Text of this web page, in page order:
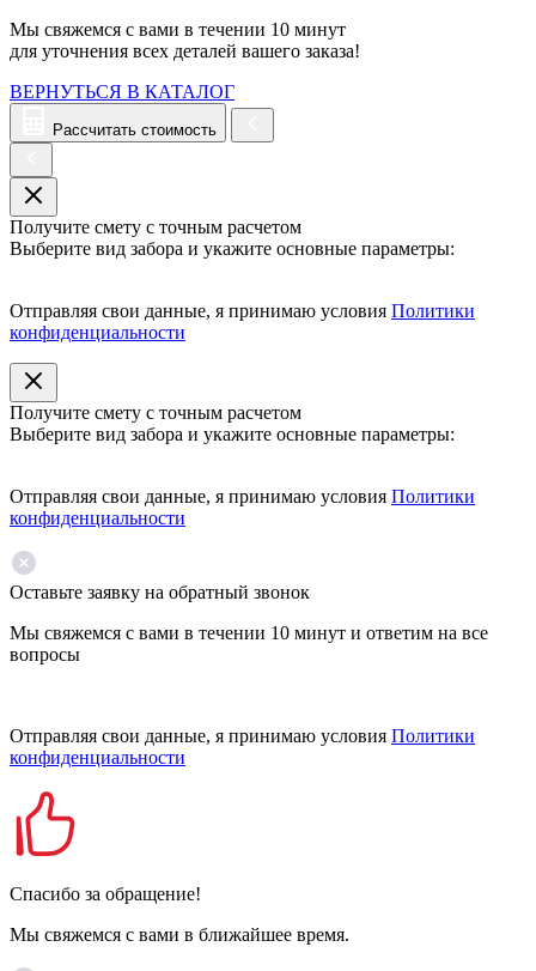
Мы свяжемся с вами в течении 10 минут
для уточнения всех деталей вашего заказа!
ВЕРНУТЬСЯ В КАТАЛОГ
Рассчитать стоимость
Получите смету с точным расчетом
Выберите вид забора и укажите основные параметры:
Отправляя свои данные, я принимаю условия Политики
конфиденциальности
Получите смету с точным расчетом
Выберите вид забора и укажите основные параметры:
Отправляя свои данные, я принимаю условия Политики
конфиденциальности
Оставьте заявку на обратный звонок
Мы свяжемся с вами в течении 10 минут и ответим на все
вопросы
Отправляя свои данные, я принимаю условия Политики
конфиденциальности
Спасибо за обращение!
Мы свяжемся с вами в ближайшее время.